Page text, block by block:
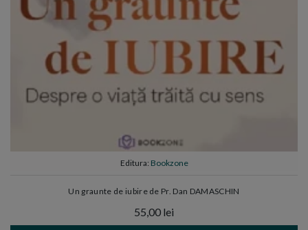
Editura: Bookzone
Un graunte de iubire de Pr. Dan DAMASCHIN
55,00 lei